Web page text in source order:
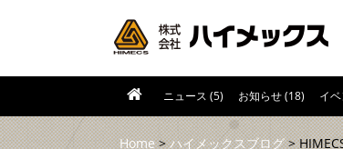
ニュース (5) お知らせ (18) イ
Home>ハイメックスブログ>